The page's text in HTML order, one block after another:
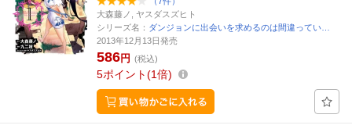
大森藤ノ, ヤスダスズヒト
シリーズ名： ダンジョンに出会いを求めるのは間違ってい…
2013年12月13日発売
586円 (税込)
5ポイント 1倍